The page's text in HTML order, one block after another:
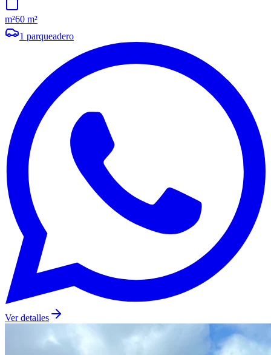
m²60 m²
1 parqueadero
Ver detalles